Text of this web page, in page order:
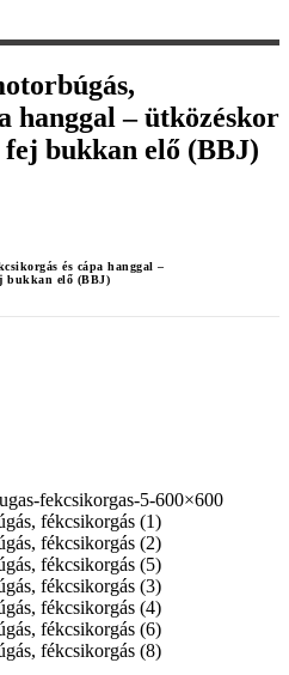
hanggal – ütközéskor
bukkan elő (BBJ)
és cápa hanggal –
bukkan elő (BBJ)